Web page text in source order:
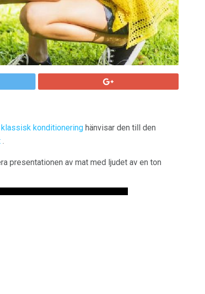
klassisk konditionering hänvisar den till den
.
presentationen av mat med ljudet av en ton